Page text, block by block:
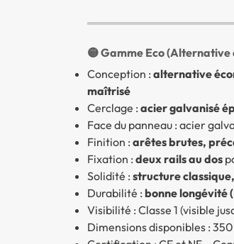
🟡 Gamme Eco (Alternative
Conception : alternative
maîtrisé
Cerclage : acier galvanisé
Face du panneau : acier
Finition : arêtes brutes,
Fixation : deux rails au dos
Solidité : structure
Durabilité : bonne
Visibilité : Classe 1 (visible
Dimensions disponibles :